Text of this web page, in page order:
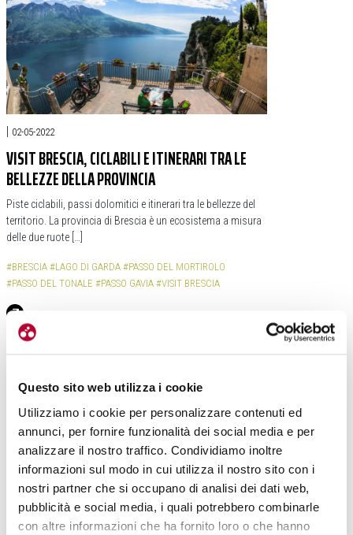
Questo sito web utilizza i cookie
Utilizziamo i cookie per personalizzare contenuti ed
annunci, per fornire funzionalità dei social media e per
analizzare il nostro traffico. Condividiamo inoltre
informazioni sul modo in cui utilizza il nostro sito con i
nostri partner che si occupano di analisi dei dati web,
pubblicità e social media, i quali potrebbero combinarle
con altre informazioni che ha fornito loro o che hanno
| 02-05-2022
VISIT BRESCIA, CICLABILI E ITINERARI TRA LE
BELLEZZE DELLA PROVINCIA
Piste ciclabili, passi dolomitici e itinerari tra le bellezze del
territorio. La provincia di Brescia è un ecosistema a misura
delle due ruote […]
#BRESCIA #LAGO DI GARDA #PASSO DEL MORTIROLO
#PASSO DEL TONALE #PASSO GAVIA #VISIT BRESCIA